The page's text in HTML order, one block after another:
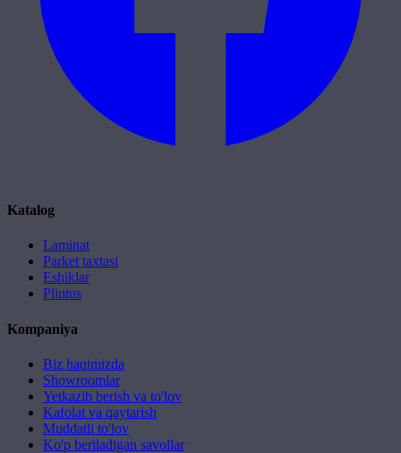
Katalog
Laminat
Parket taxtasi
Eshiklar
Plintus
Kompaniya
Biz haqimizda
Showroomlar
Yetkazib berish va to'lov
Kafolat va qaytarish
Muddatli to'lov
Ko'p beriladigan savollar